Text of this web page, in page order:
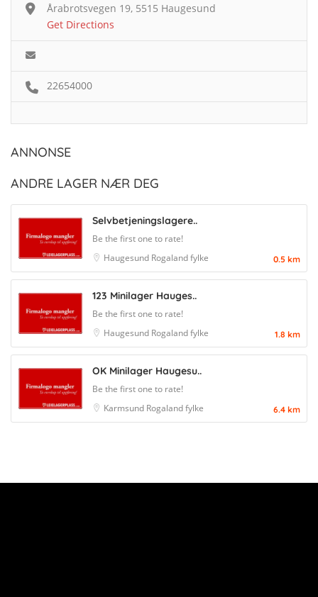
Årabrotsvegen 19, 5515 Haugesund
Get Directions
22654000
ANNONSE
ANDRE LAGER NÆR DEG
Selvbetjeningslagere..
Be the first one to rate!
Haugesund Rogaland fylke 0.5 km
123 Minilager Hauges..
Be the first one to rate!
Haugesund Rogaland fylke 1.8 km
OK Minilager Haugesu..
Be the first one to rate!
Karmsund Rogaland fylke 6.4 km